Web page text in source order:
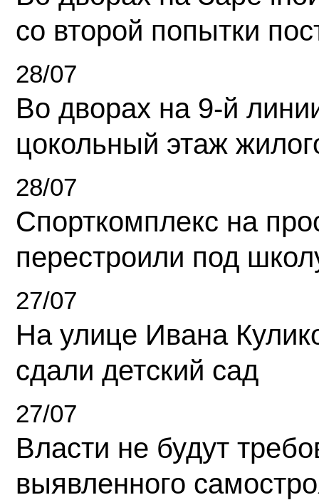
со второй попытки
28/07
Во дворах на 9-й
цокольный этаж
28/07
Спорткомплекс на
перестроили под
27/07
На улице Ивана
сдали детский сад
27/07
Власти не будут
выявленного